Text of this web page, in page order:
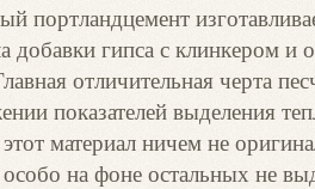
портландцемент
добавки гипса с клинкером и
отличительная черта
показателей выделения
материал ничем не
на фоне остальных не